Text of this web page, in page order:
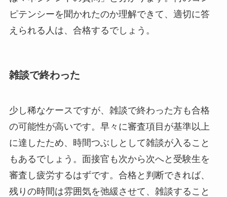
ピテンシーを聞かれたのか理解できて、適切に答
えられる人は、合格するでしょう。
雑談で終わった
少し稀なケースですが、雑談で終わった方も合格
の可能性が高いです。早々に審査項目が基準以上
に達したため、時間つぶしとして雑談が入ること
もあるでしょう。面接官も次から次へと受験生を
審査し疲労するはずです。合格と判断できれば、
残りの時間は雰囲気を弛緩させて、雑談すること